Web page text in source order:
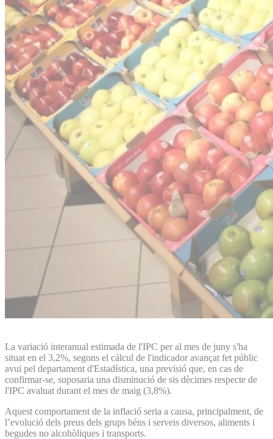
La variació interanual estimada de l'IPC per al mes de juny s'ha
situat en el 3,2%, segons el càlcul de l'indicador avançat fet públic
avui pel departament d'Estadística, una previsió que, en cas de
confirmar-se, suposaria una disminució de sis dècimes respecte de
l'IPC avaluat durant el mes de maig (3,8%).
Aquest comportament de la inflació seria a causa, principalment, de
l’evolució dels preus dels grups béns i serveis diversos, aliments i
begudes no alcohòliques i transports.